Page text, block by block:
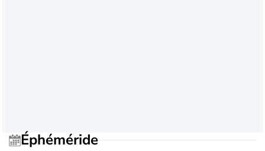
Éphéméride